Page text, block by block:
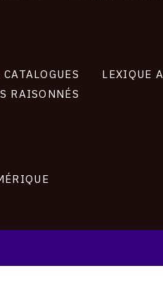
LEXIQUE
RAISONNÉS